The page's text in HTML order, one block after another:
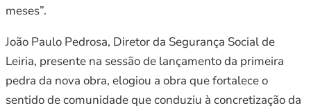
meses”.
João Paulo Pedrosa, Diretor da Segurança Social de
Leiria, presente na sessão de lançamento da primeira
pedra da nova obra, elogiou a obra que fortalece o
sentido de comunidade que conduziu à concretização da